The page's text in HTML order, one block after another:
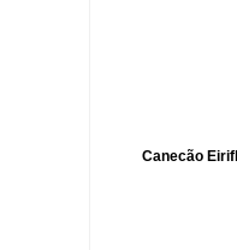
Canecão